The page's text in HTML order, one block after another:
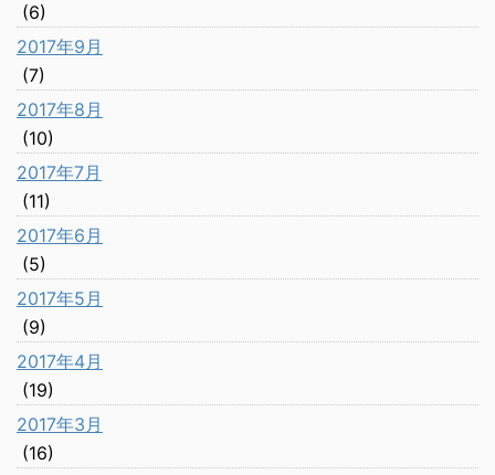
(6)
2017年9月
(7)
2017年8月
(10)
2017年7月
(11)
2017年6月
(5)
2017年5月
(9)
2017年4月
(19)
2017年3月
(16)